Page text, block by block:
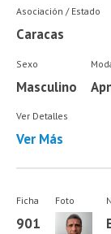
Asociación / Estado
Caracas
Sexo
Masculino
Ver Detalles
Ver Más
Ficha
901
Foto